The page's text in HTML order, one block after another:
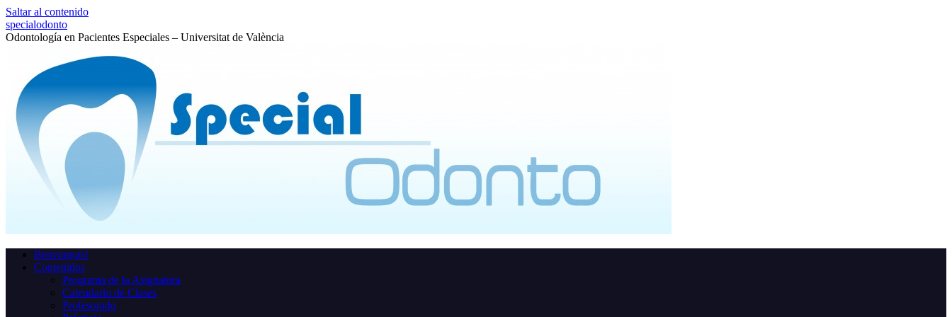
Saltar al contenido
specialodonto
Odontología en Pacientes Especiales – Universitat de València
Benvinguts!
Contenidos
Programa de la Asignatura
Calendario de Clases
Profesorado